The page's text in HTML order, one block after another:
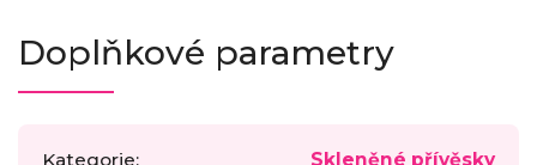
Doplňkové parametry
Kategorie: Skleněné přívěsky